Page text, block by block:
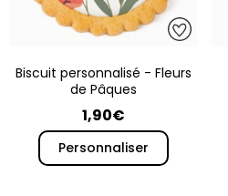
Biscuit personnalisé - Fleurs
de Pâques
1,90€
Personnaliser